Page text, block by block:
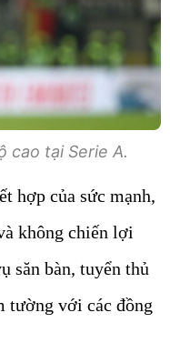
cao tại Serie A.
hợp của sức mạnh,
không chiến lợi
săn bàn, tuyển thủ
tường với các đồng